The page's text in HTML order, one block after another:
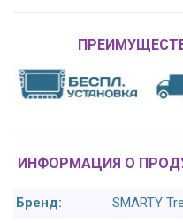
ИНФОРМАЦИЯ О
Бренд:
SMARTY